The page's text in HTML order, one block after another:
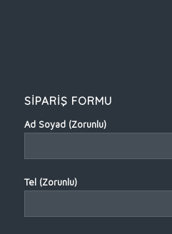
SİPARİŞ FORMU
Ad Soyad (Zorunlu)
Tel (Zorunlu)